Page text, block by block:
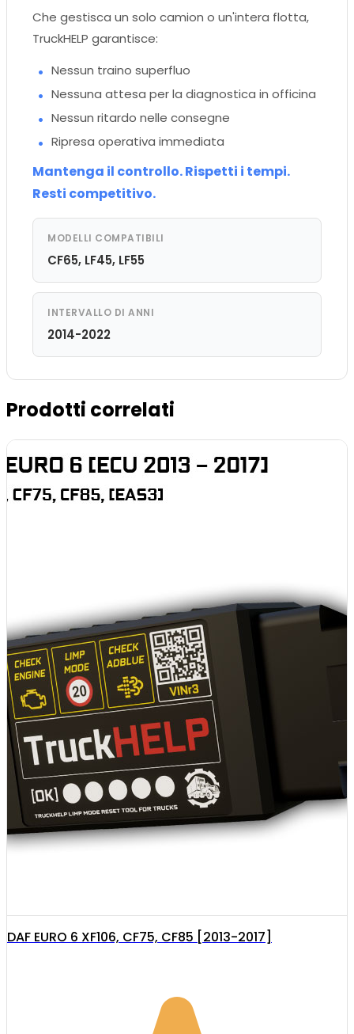
Che gestisca un solo camion o un'intera flotta,
TruckHELP garantisce:
Nessun traino superfluo
Nessuna attesa per la diagnostica in officina
Nessun ritardo nelle consegne
Ripresa operativa immediata
Mantenga il controllo. Rispetti i tempi.
Resti competitivo.
MODELLI COMPATIBILI
CF65, LF45, LF55
INTERVALLO DI ANNI
2014-2022
Prodotti correlati
DAF EURO 6 XF106, CF75, CF85 [2013-2017]